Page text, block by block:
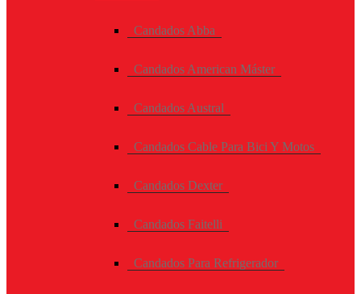
Candados Abba
Candados American Máster
Candados Austral
Candados Cable Para Bici Y Motos
Candados Dexter
Candados Faitelli
Candados Para Refrigerador